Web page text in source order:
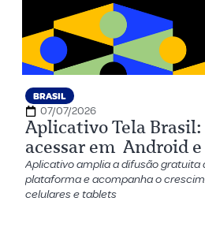
BRASIL
07/07/2026
Aplicativo Tela Brasil:
acessar em Android e
Aplicativo amplia a difusão gratuita
plataforma e acompanha o
celulares e tablets